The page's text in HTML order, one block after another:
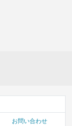
お問い合わせ